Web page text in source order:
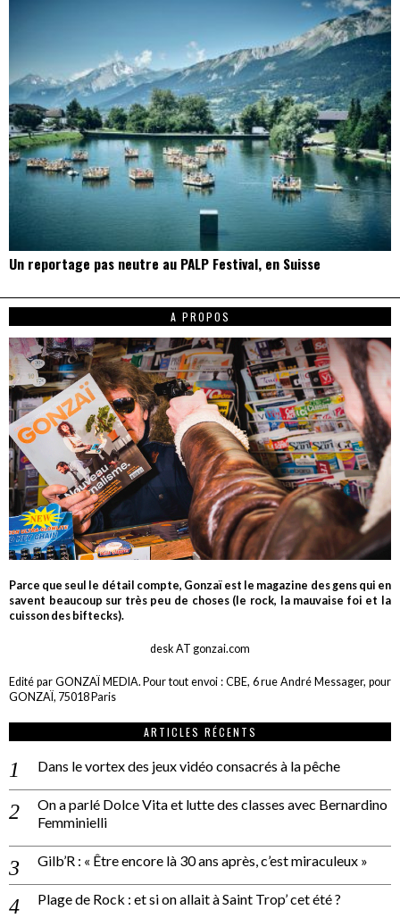
Un reportage pas neutre au PALP Festival, en Suisse
A PROPOS
Parce que seul le détail compte, Gonzaï est le magazine des gens qui en
savent beaucoup sur très peu de choses (le rock, la mauvaise foi et la
cuisson des biftecks).
desk AT gonzai.com
Edité par GONZAÏ MEDIA. Pour tout envoi : CBE, 6 rue André Messager, pour
GONZAÏ, 75018 Paris
ARTICLES RÉCENTS
Dans le vortex des jeux vidéo consacrés à la pêche
On a parlé Dolce Vita et lutte des classes avec Bernardino
Femminielli
Gilb’R : « Être encore là 30 ans après, c’est miraculeux »
Plage de Rock : et si on allait à Saint Trop’ cet été ?